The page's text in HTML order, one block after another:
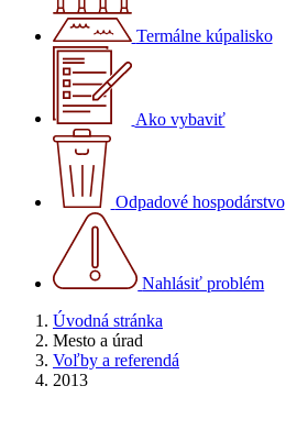
Termálne kúpalisko
Ako vybaviť
Odpadové hospodárstvo
Nahlásiť problém
Úvodná stránka
Mesto a úrad
Voľby a referendá
2013